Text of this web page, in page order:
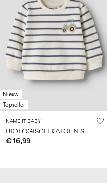
Nieuw
Topseller
NAME IT BABY
B
IOLOGISCH KATOEN SWEATSHIRT
€ 16,99